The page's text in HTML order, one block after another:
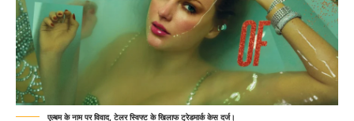
एल्बम के नाम पर विवाद, टेलर स्विफ्ट के खिलाफ ट्रेडमार्क केस दर्ज।